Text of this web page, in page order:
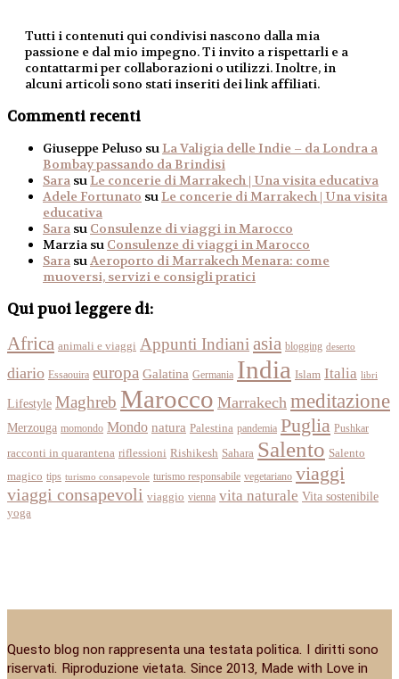
Tutti i contenuti qui condivisi nascono dalla mia
passione e dal mio impegno. Ti invito a rispettarli e a
contattarmi per collaborazioni o utilizzi. Inoltre, in
alcuni articoli sono stati inseriti dei link affiliati.
Commenti recenti
Giuseppe Peluso suLa Valigia delle Indie – da Londra a
Bombay passando da Brindisi
Sara suLe concerie di Marrakech | Una visita educativa
Adele Fortunato suLe concerie di Marrakech | Una visita
educativa
Sara su Consulenze di viaggi in Marocco
Marzia su Consulenze di viaggi in Marocco
Sara suAeroporto di Marrakech Menara: come
muoversi, servizi e consigli pratici
Qui puoi leggere di:
Africa animali e viaggi Appunti Indiani asia blogging deserto
diario Essaouira europa Galatina Germania India Islam Italia libri
Lifestyle Maghreb Marocco Marrakech meditazione
Merzouga momondo Mondo natura Palestina pandemia Puglia Pushkar
racconti in quarantena riflessioni Rishikesh Sahara Salento Salento
magico tips turismo consapevole turismo responsabile vegetariano viaggi
viaggi consapevoli viaggio vienna vita naturale Vita sostenibile
yoga
Questo blog non rappresenta una testata politica. I diritti sono
riservati. Riproduzione vietata. Since 2013, Made with Love in